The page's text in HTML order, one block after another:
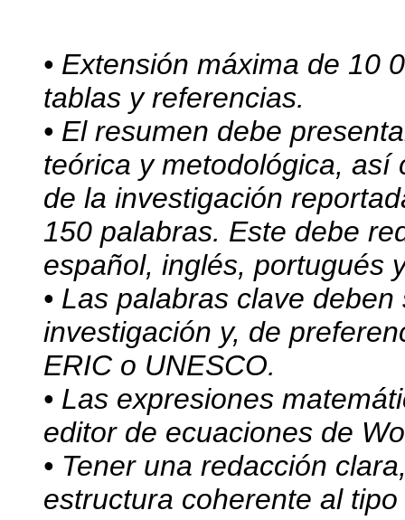
• Extensión máxima de 10
tablas y referencias.
• El resumen debe
teórica y metodológica, así
de la investigación
150 palabras. Este debe
español, inglés, portugués
• Las palabras clave
investigación y, de
ERIC o UNESCO.
• Las expresiones
editor de ecuaciones de
• Tener una redacción
estructura coherente al